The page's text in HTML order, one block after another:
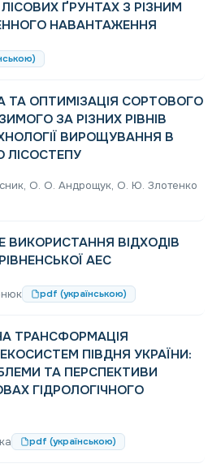
ҐРУНТАХ З РІЗНИМ
НАВАНТАЖЕННЯ
ТА ОПТИМІЗАЦІЯ СОРТОВОГО
ЗА РІЗНИХ РІВНІВ
ВИРОЩУВАННЯ В
ЛІСОСТЕПУ
О. О. Андрощук, О. Ю. Злотенко
ВИКОРИСТАННЯ ВІДХОДІВ
АЕС
pdf (українською)
ТРАНСФОРМАЦІЯ
ПІВДНЯ УКРАЇНИ:
ТА ПЕРСПЕКТИВИ
ГІДРОЛОГІЧНОГО
pdf (українською)